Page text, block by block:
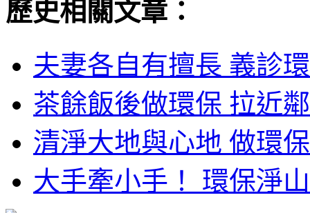
歷史相關文章：
夫妻各自有擅長 義診
茶餘飯後做環保 拉近
清淨大地與心地 做環
大手牽小手！ 環保淨